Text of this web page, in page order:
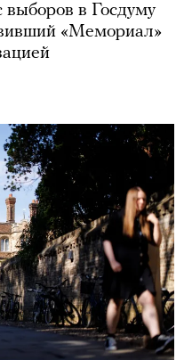
выборов в Госдуму
«Мемориал»